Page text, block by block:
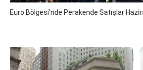
Euro Bölgesi'nde Perakende Satışlar